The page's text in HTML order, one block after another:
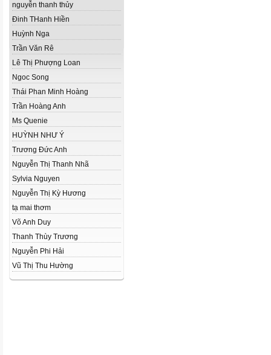
nguyễn thanh thủy
Đinh THanh Hiền
Huỳnh Nga
Trần Văn Rê
Lê Thị Phượng Loan
Ngoc Song
Thái Phan Minh Hoàng
Trần Hoàng Anh
Ms Quenie
HUỲNH NHƯ Ý
Trương Đức Anh
Nguyễn Thị Thanh Nhã
Sylvia Nguyen
Nguyễn Thị Kỳ Hương
tạ mai thơm
Võ Anh Duy
Thanh Thùy Trương
Nguyễn Phi Hải
Vũ Thị Thu Hường